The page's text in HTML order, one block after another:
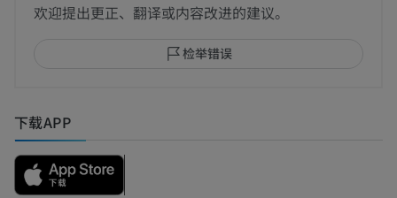
欢迎提出更正、翻译或内容改进的建议。
检举错误
下载APP